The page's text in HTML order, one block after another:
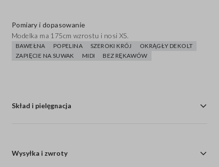
Pomiary i dopasowanie
Modelka ma 175cm wzrostu i nosi XS.
BAWEŁNA POPELINA SZEROKI KRÓJ
OKRĄGŁY DEKOLT
ZAPIĘCIE NA SUWAK
MIDI BEZ RĘKAWÓW
Skład i pielęgnacja
Wysyłka i zwroty